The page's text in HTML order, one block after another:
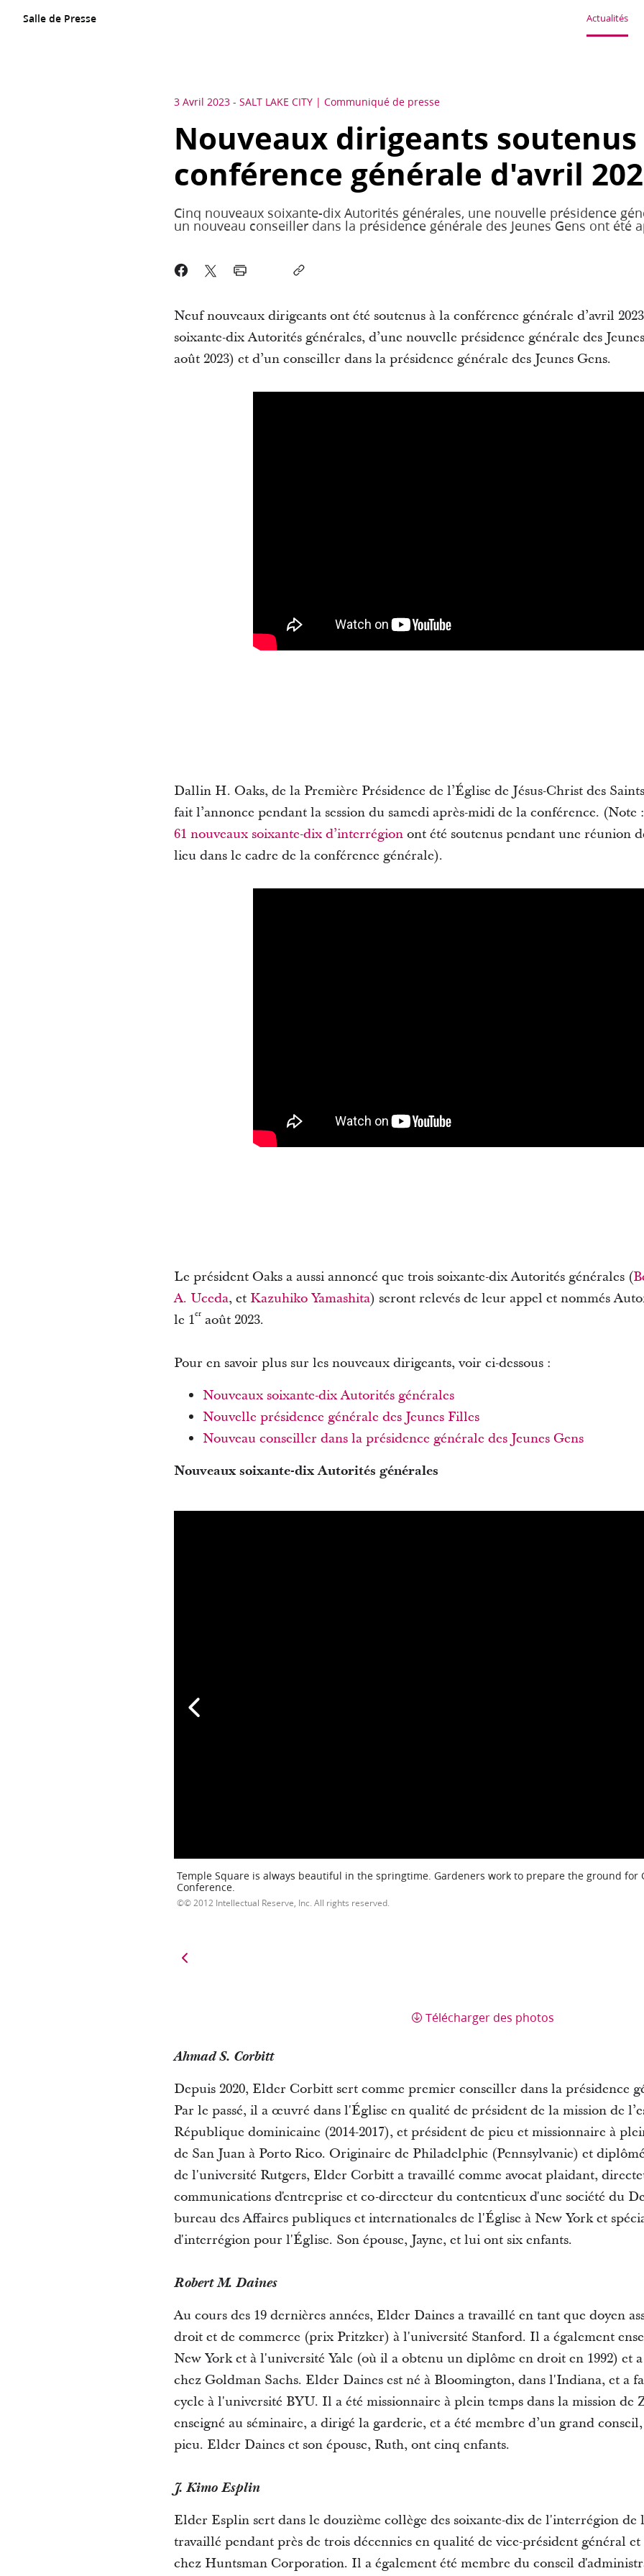
Salle de Presse Actualités
3 Avril 2023 - SALT LAKE CITY Communiqué de presse
Nouveaux dirigeants soutenus
conférence générale d'avril
Cinq nouveaux soixante-dix Autorités générales, une nouvelle présidence
un nouveau conseiller dans la présidence générale des Jeunes Gens ont été
Neuf nouveaux dirigeants ont été soutenus à la conférence générale d’avril
soixante-dix Autorités générales, d’une nouvelle présidence générale des
août 2023) et d’un conseiller dans la présidence générale des Jeunes Gens.
Dallin H. Oaks, de la Première Présidence de l’Église de Jésus-Christ des
fait l’annonce pendant la session du samedi après-midi de la conférence. (Note
61 nouveaux soixante-dix d’interrégionont été soutenus pendant une réunion
lieu dans le cadre de la conférence générale).
Le président Oaks a aussi annoncé que trois soixante-dix Autorités générales (
A. Uceda, et Kazuhiko Yamashita) seront relevés de leur appel et nommés
le 1er août 2023.
Pour en savoir plus sur les nouveaux dirigeants, voir ci-dessous :
Nouveaux soixante-dix Autorités générales
Nouvelle présidence générale des Jeunes Filles
Nouveau conseiller dans la présidence générale des Jeunes Gens
Nouveaux soixante-dix Autorités générales
Temple Square is always beautiful in the springtime. Gardeners work to prepare the ground for
Conference.
© 2012 Intellectual Reserve, Inc. All rights reserved.
Télécharger des photos
Ahmad S. Corbitt
Depuis 2020, Elder Corbitt sert comme premier conseiller dans la présidence
Par le passé, il a œuvré dans l'Église en qualité de président de la mission de
République dominicaine (2014-2017), et président de pieu et missionnaire à
de San Juan à Porto Rico. Originaire de Philadelphie (Pennsylvanie) et
de l'université Rutgers, Elder Corbitt a travaillé comme avocat plaidant,
communications d'entreprise et co-directeur du contentieux d'une société du
bureau des Affaires publiques et internationales de l'Église à New York et
d'interrégion pour l'Église. Son épouse, Jayne, et lui ont six enfants.
Robert M. Daines
Au cours des 19 dernières années, Elder Daines a travaillé en tant que doyen
droit et de commerce (prix Pritzker) à l'université Stanford. Il a également
New York et à l'université Yale (où il a obtenu un diplôme en droit en 1992) et
chez Goldman Sachs. Elder Daines est né à Bloomington, dans l'Indiana, et a
cycle à l'université BYU. Il a été missionnaire à plein temps dans la mission de
enseigné au séminaire, a dirigé la garderie, et a été membre d’un grand
pieu. Elder Daines et son épouse, Ruth, ont cinq enfants.
J. Kimo Esplin
Elder Esplin sert dans le douzième collège des soixante-dix de l'interrégion de
travaillé pendant près de trois décennies en qualité de vice-président général
chez Huntsman Corporation. Il a également été membre du conseil